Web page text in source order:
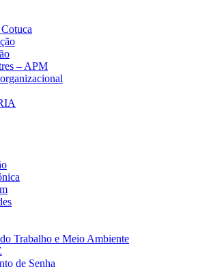
– APM
Trabalho e Meio Ambiente
de Senha